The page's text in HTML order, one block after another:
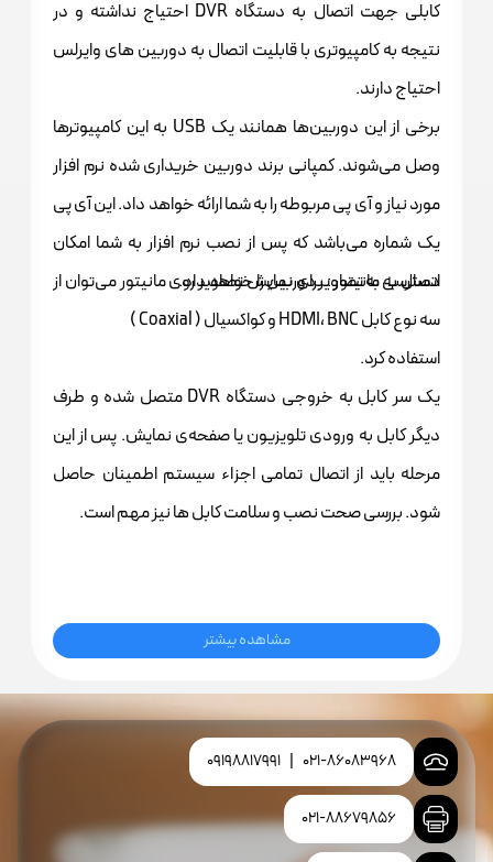
کابلی جهت اتصال به دستگاه DVR احتیاج نداشته و در
نتیجه به کامپیوتری با قابلیت اتصال به دوربین های وایرلس
احتیاج دارند.
برخی از این دوربین‌ها همانند یک USB به این کامپیوتر‌ها
وصل می‌شوند. کمپانی برند دوربین خریداری شده نرم افزار
مورد نیاز و آی پی مربوطه را به شما ارائه خواهد داد. این آی پی
یک شماره می‌باشد که پس از نصب نرم افزار به شما امکان
دسترسی به تصاویر دوربین را خواهد داد.
اتصال به مانیتور : برای نمایش تصاویر روی مانیتور می‌توان از
سه نوع کابل HDMI، BNC و کواکسیال ( Coaxial )
استفاده کرد.
یک سر کابل به خروجی دستگاه DVR متصل شده و طرف
دیگر کابل به ورودی تلویزیون یا صفحه‌ی نمایش. پس از این
مرحله باید از اتصال تمامی اجزاء سیستم اطمینان حاصل
شود. بررسی صحت نصب و سلامت کابل ها نیز مهم است.
مشاهده بیشتر
021-86083968
09198817991
021-88679856